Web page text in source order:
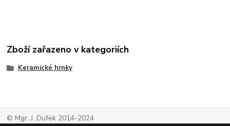
Zboží zařazeno v kategoriích
Keramické hrnky
© Mgr. J. Dufek 2014-2024